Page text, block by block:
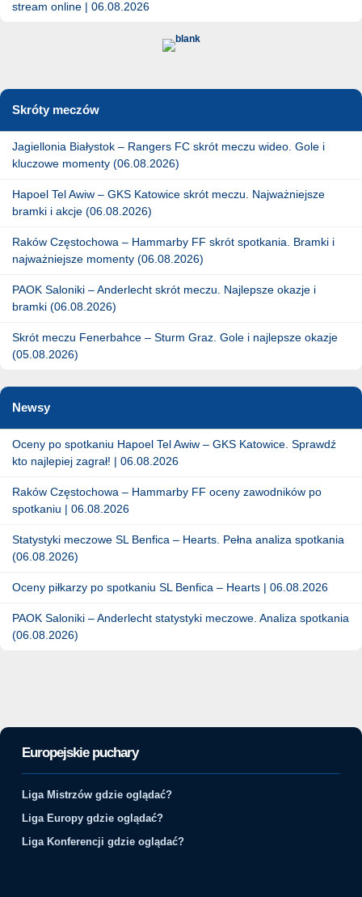
stream online | 06.08.2026
Skróty meczów
Jagiellonia Białystok – Rangers FC skrót meczu wideo. Gole i
kluczowe momenty (06.08.2026)
Hapoel Tel Awiw – GKS Katowice skrót meczu. Najważniejsze
bramki i akcje (06.08.2026)
Raków Częstochowa – Hammarby FF skrót spotkania. Bramki i
najważniejsze momenty (06.08.2026)
PAOK Saloniki – Anderlecht skrót meczu. Najlepsze okazje i
bramki (06.08.2026)
Skrót meczu Fenerbahce – Sturm Graz. Gole i najlepsze okazje
(05.08.2026)
Newsy
Oceny po spotkaniu Hapoel Tel Awiw – GKS Katowice. Sprawdź
kto najlepiej zagrał! | 06.08.2026
Raków Częstochowa – Hammarby FF oceny zawodników po
spotkaniu | 06.08.2026
Statystyki meczowe SL Benfica – Hearts. Pełna analiza spotkania
(06.08.2026)
Oceny piłkarzy po spotkaniu SL Benfica – Hearts | 06.08.2026
PAOK Saloniki – Anderlecht statystyki meczowe. Analiza spotkania
(06.08.2026)
Europejskie puchary
Liga Mistrzów gdzie oglądać?
Liga Europy gdzie oglądać?
Liga Konferencji gdzie oglądać?